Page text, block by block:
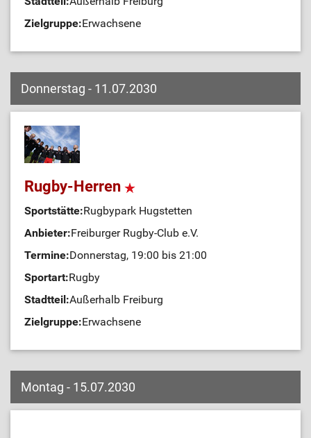
Zielgruppe:Erwachsene
Donnerstag - 11.07.2030
Rugby-Herren
Sportstätte:Rugbypark Hugstetten
Anbieter:Freiburger Rugby-Club e.V.
Termine:Donnerstag, 19:00 bis 21:00
Sportart:Rugby
Stadtteil:Außerhalb Freiburg
Zielgruppe:Erwachsene
Montag - 15.07.2030